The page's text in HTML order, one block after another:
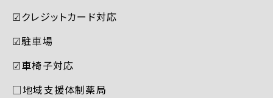
☑︎クレジットカード対応
☑︎駐車場
☑︎車椅子対応
□地域支援体制薬局